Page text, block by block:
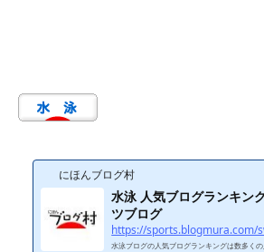
にほんブログ村
水泳 人気ブログランキン
ツブログ
水泳ブログの人気ブログランキングは数多く